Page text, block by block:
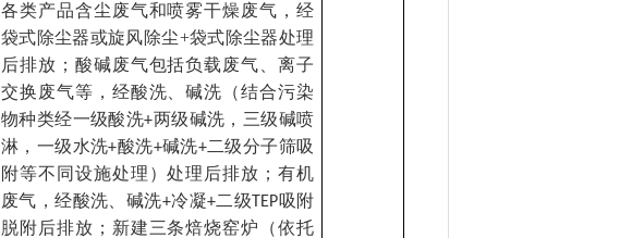
各类产品含尘废气和喷雾干燥废气，经
袋式除尘器或旋风除尘+袋式除尘器处理
后排放；酸碱废气包括负载废气、离子
交换废气等，经酸洗、碱洗（结合污染
物种类经一级酸洗+两级碱洗，三级碱喷
淋，一级水洗+酸洗+碱洗+二级分子筛吸
附等不同设施处理）处理后排放；有机
废气，经酸洗、碱洗+冷凝+二级 TEP吸附
脱附后排放；新建三条焙烧窑炉（依托